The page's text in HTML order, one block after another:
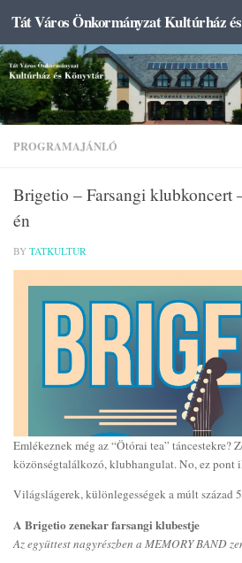
Skip to content
PROGRAMAJÁNLÓ
Brigetio – Farsangi klubkoncert
én
BY TATKULTUR
Emlékeznek még az “Ötórai tea” táncestekre?
közönségtalálkozó, klubhangulat. No, ez pont
Világslágerek, különlegességek a múlt század
A Brigetio zenekar farsangi klubestje
Az együttest nagyrészben a MEMORY BAND